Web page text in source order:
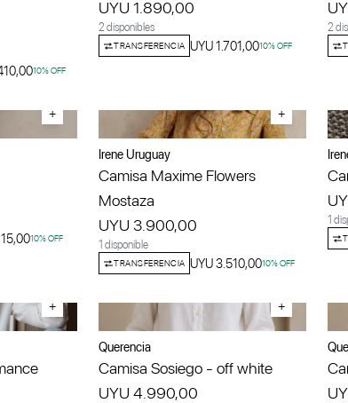
10% OFF
UYU 1.890,00
2 disponibles
TRANSFERENCIA UYU 1.701,0010% OFF
2
+
10% OFF
+
Irene Uruguay
Camisa Maxime Flowers
Mostaza
UYU 3.900,00
1 disponible
TRANSFERENCIA UYU 3.510,0010% OFF
1
+ +
Querencia
Camisa Sosiego - off white
UYU 4.990,00